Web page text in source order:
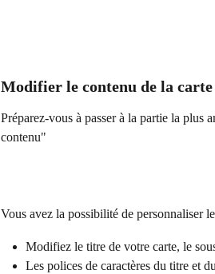
Modifier le contenu de la
Préparez-vous à passer à la partie la
contenu"
Vous avez la possibilité de personnaliser
Modifiez le titre de votre carte, le
Les polices de caractères du titre et